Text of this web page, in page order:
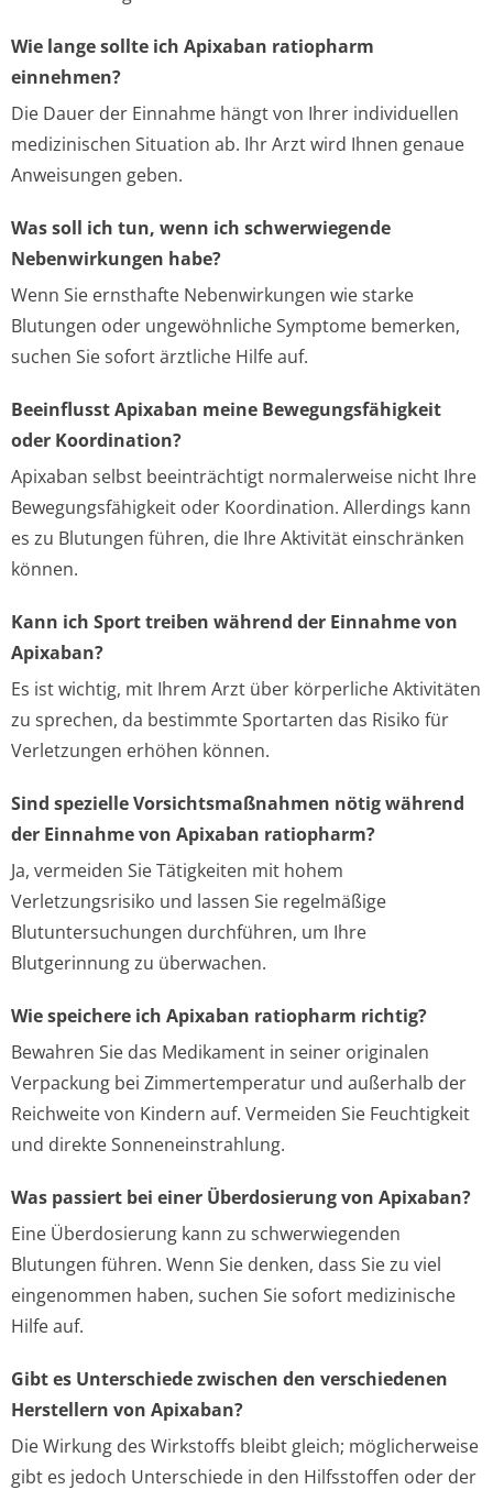
Wie lange sollte ich Apixaban ratiopharm
einnehmen?
Die Dauer der Einnahme hängt von Ihrer individuellen
medizinischen Situation ab. Ihr Arzt wird Ihnen genaue
Anweisungen geben.
Was soll ich tun, wenn ich schwerwiegende
Nebenwirkungen habe?
Wenn Sie ernsthafte Nebenwirkungen wie starke
Blutungen oder ungewöhnliche Symptome bemerken,
suchen Sie sofort ärztliche Hilfe auf.
Beeinflusst Apixaban meine Bewegungsfähigkeit
oder Koordination?
Apixaban selbst beeinträchtigt normalerweise nicht Ihre
Bewegungsfähigkeit oder Koordination. Allerdings kann
es zu Blutungen führen, die Ihre Aktivität einschränken
können.
Kann ich Sport treiben während der Einnahme von
Apixaban?
Es ist wichtig, mit Ihrem Arzt über körperliche Aktivitäten
zu sprechen, da bestimmte Sportarten das Risiko für
Verletzungen erhöhen können.
Sind spezielle Vorsichtsmaßnahmen nötig während
der Einnahme von Apixaban ratiopharm?
Ja, vermeiden Sie Tätigkeiten mit hohem
Verletzungsrisiko und lassen Sie regelmäßige
Blutuntersuchungen durchführen, um Ihre
Blutgerinnung zu überwachen.
Wie speichere ich Apixaban ratiopharm richtig?
Bewahren Sie das Medikament in seiner originalen
Verpackung bei Zimmertemperatur und außerhalb der
Reichweite von Kindern auf. Vermeiden Sie Feuchtigkeit
und direkte Sonneneinstrahlung.
Was passiert bei einer Überdosierung von Apixaban?
Eine Überdosierung kann zu schwerwiegenden
Blutungen führen. Wenn Sie denken, dass Sie zu viel
eingenommen haben, suchen Sie sofort medizinische
Hilfe auf.
Gibt es Unterschiede zwischen den verschiedenen
Herstellern von Apixaban?
Die Wirkung des Wirkstoffs bleibt gleich; möglicherweise
gibt es jedoch Unterschiede in den Hilfsstoffen oder der